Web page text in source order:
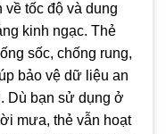
về tốc độ và dung
kinh ngạc. Thẻ
sốc, chống rung,
bảo vệ dữ liệu an
Dù bạn sử dụng ở
mưa, thẻ vẫn hoạt